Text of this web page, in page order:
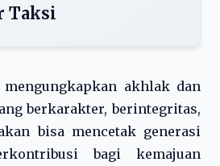
Taksi
akhlak dan
berkarakter, berintegritas,
bisa mencetak generasi
bagi kemajuan